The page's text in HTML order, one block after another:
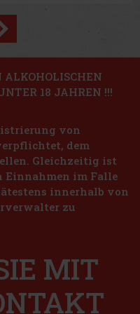
EdP 75ml
Eau de Parfum
inspiriert ist – dem
der Marke Chloé.
ist eine Hommage an den
91.20 €
Bestellen
gleichzeitig einen
– ideal für Fraue
Bestellen
ALKOHOLISCHEN
18 JAHREN !!!
von
dem
Gleichzeitig ist
Einnahmen im Falle
innerhalb von
zu
MIT